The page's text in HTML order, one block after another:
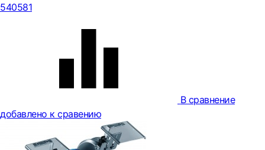
540581
В сравнение
добавлено к сравению